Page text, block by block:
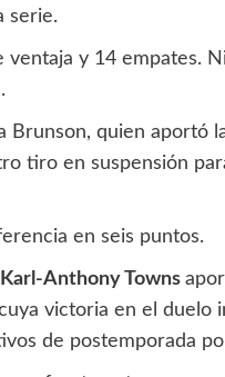
serie.
y 14 empates.
quien aportó
tiro en suspensión
en seis puntos.
Karl-Anthony Towns
victoria en el duelo
de postemporada